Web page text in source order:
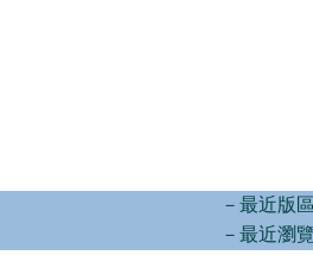
－最近版
－最近瀏